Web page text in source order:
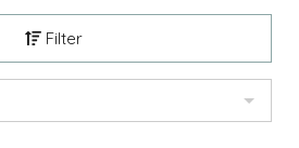
Filter